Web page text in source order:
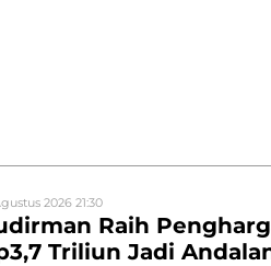
2026 21:30
Raih
Triliun Jadi